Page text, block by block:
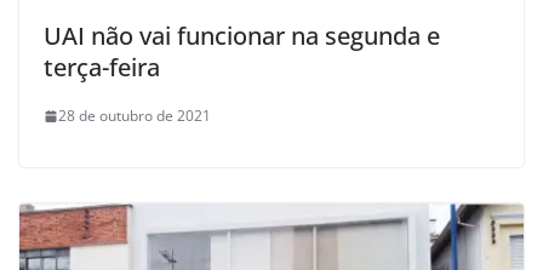
UAI não vai funcionar na segunda e
terça-feira
28 de outubro de 2021